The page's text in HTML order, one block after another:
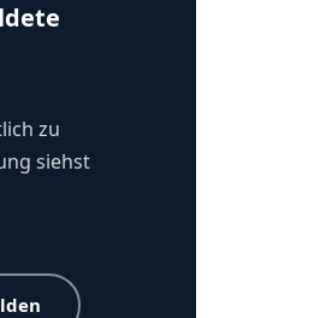
zu
siehst